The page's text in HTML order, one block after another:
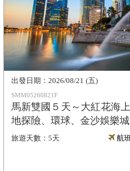
SMM05260821F
馬新雙國５天～大紅花海
地探險、環球、金沙娛樂城
5天
2026/08/21 (五)
航